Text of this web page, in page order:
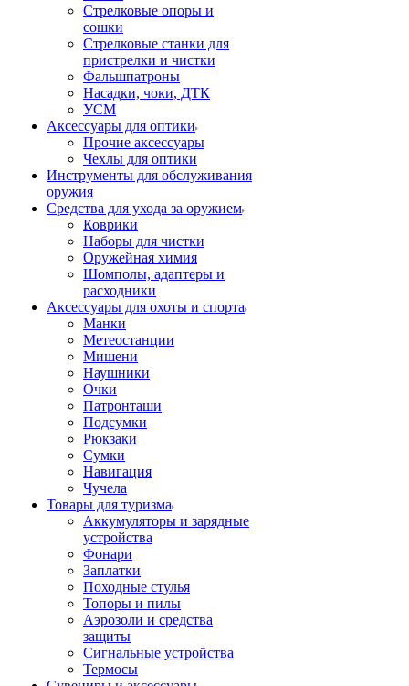
Стрелковые опоры и
сошки
Стрелковые станки для
пристрелки и чистки
Фальшпатроны
Насадки, чоки, ДТК
УСМ
Аксессуары для оптики
Прочие аксессуары
Чехлы для оптики
Инструменты для обслуживания
оружия
Средства для ухода за оружием
Коврики
Наборы для чистки
Оружейная химия
Шомполы, адаптеры и
расходники
Аксессуары для охоты и спорта
Манки
Метеостанции
Мишени
Наушники
Очки
Патронташи
Подсумки
Рюкзаки
Сумки
Навигация
Чучела
Товары для туризма
Аккумуляторы и зарядные
устройства
Фонари
Заплатки
Походные стулья
Топоры и пилы
Аэрозоли и средства
защиты
Сигнальные устройства
Термосы